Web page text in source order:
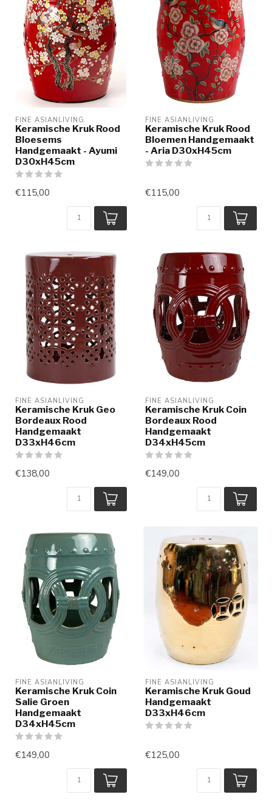
FINE ASIANLIVING
Keramische Kruk Rood
Bloesems
Handgemaakt - Ayumi
D30xH45cm
€115,00
FINE ASIANLIVING
Keramische Kruk Rood
Bloemen Handgemaakt
- Aria D30xH45cm
€115,00
FINE ASIANLIVING
Keramische Kruk Geo
Bordeaux Rood
Handgemaakt
D33xH46cm
€138,00
FINE ASIANLIVING
Keramische Kruk Coin
Bordeaux Rood
Handgemaakt
D34xH45cm
€149,00
FINE ASIANLIVING
Keramische Kruk Coin
Salie Groen
Handgemaakt
D34xH45cm
€149,00
FINE ASIANLIVING
Keramische Kruk Goud
Handgemaakt
D33xH46cm
€125,00